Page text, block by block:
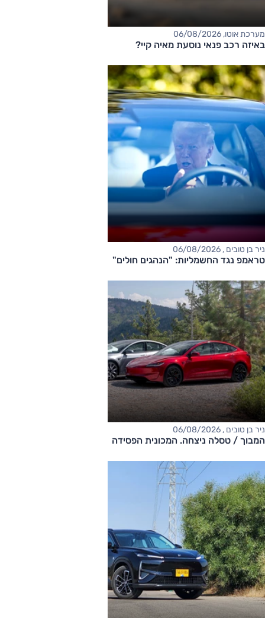
מערכת אוטו, 06/08/2026
באיזה רכב פנאי נוסעת מאיה קיי?
ניר בן טובים , 06/08/2026
טראמפ נגד החשמליות: "הנהגים חולים"
ניר בן טובים , 06/08/2026
המבוך / טסלה ניצחה. המכונית הפסידה